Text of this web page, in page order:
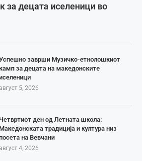
за децата иселеници во
заврши Музичко-етнолошкиот
за децата на македонските
5, 2026
Четвртиот ден од Летната школа:
традиција и култура низ
на Вевчани
4, 2026